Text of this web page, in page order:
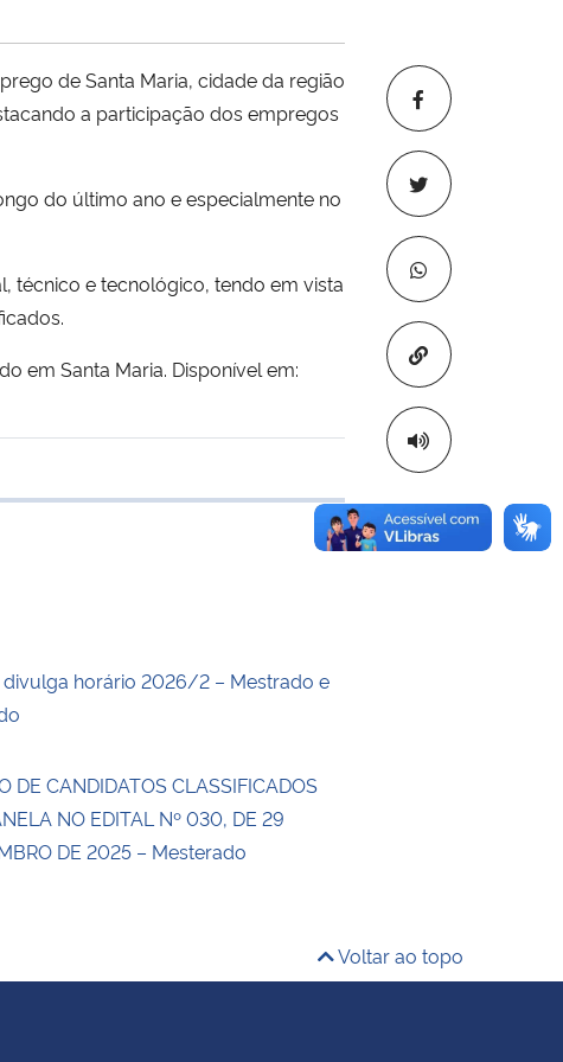
Copiar para
de Santa Maria, cidade da região
a participação dos empregos
do último ano e especialmente no
técnico e tecnológico, tendo em vista
em Santa Maria. Disponível em:
de transferência
divulga horário 2026/2 – Mestrado e
DE CANDIDATOS CLASSIFICADOS
NO EDITAL Nº 030, DE 29
DE 2025 – Mesterado
Voltar ao topo